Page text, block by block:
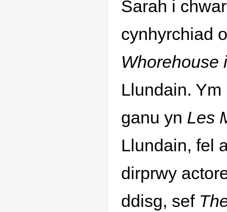
Sarah i
cynhyrchiad
Whorehouse
Llundain.
ganu yn Les
Llundain, fel
dirprwy
ddisg, sef